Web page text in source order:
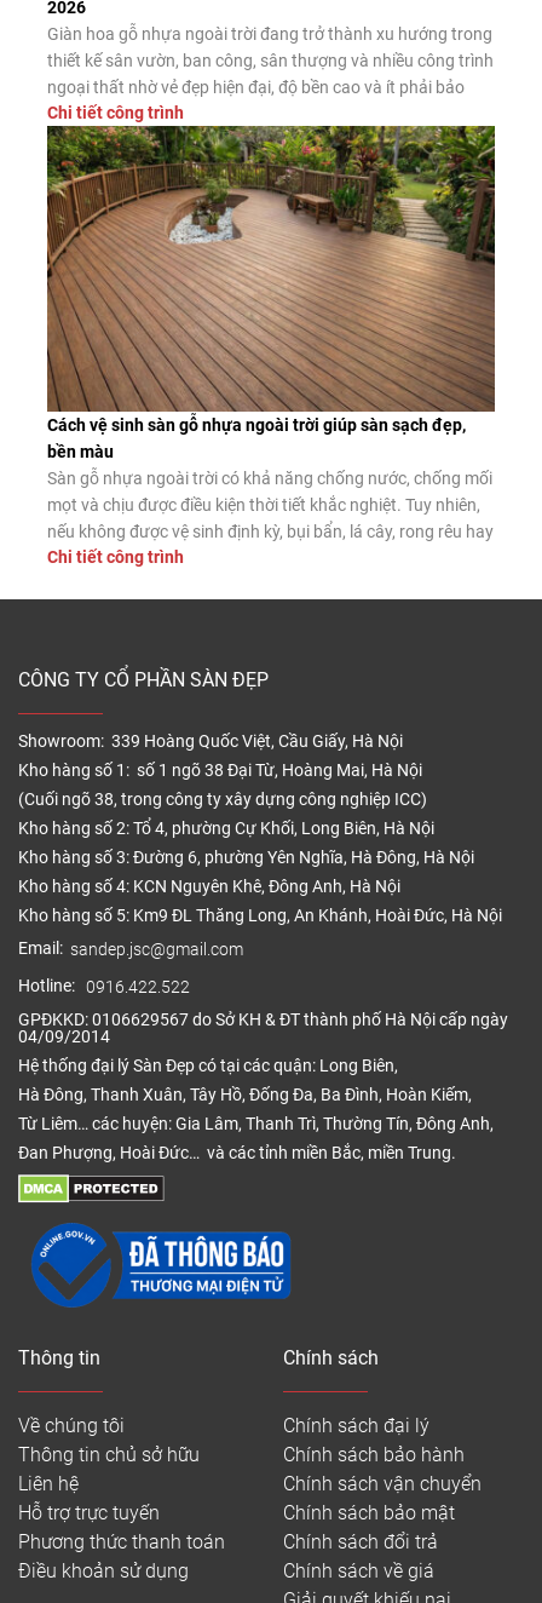
2026
Giàn hoa gỗ nhựa ngoài trời đang trở thành xu hướng trong
thiết kế sân vườn, ban công, sân thượng và nhiều công trình
ngoại thất nhờ vẻ đẹp hiện đại, độ bền cao và ít phải bảo
dưỡng. Đây là giải pháp thay thế hiệu quả cho giàn hoa gỗ
tự nhiên và giàn […]
Chi tiết công trình
Cách vệ sinh sàn gỗ nhựa ngoài trời giúp sàn sạch đẹp,
bền màu
Sàn gỗ nhựa ngoài trời có khả năng chống nước, chống mối
mọt và chịu được điều kiện thời tiết khắc nghiệt. Tuy nhiên,
nếu không được vệ sinh định kỳ, bụi bẩn, lá cây, rong rêu hay
dầu mỡ vẫn có thể tích tụ trên bề mặt, làm giảm tính thẩm
Chi tiết công trình
CÔNG TY CỔ PHẦN SÀN ĐẸP
Showroom: 339 Hoàng Quốc Việt, Cầu Giấy, Hà Nội
Kho hàng số 1: số 1 ngõ 38 Đại Từ, Hoàng Mai, Hà Nội
(Cuối ngõ 38, trong công ty xây dựng công nghiệp ICC)
Kho hàng số 2: Tổ 4, phường Cự Khối, Long Biên, Hà Nội
Kho hàng số 3: Đường 6, phường Yên Nghĩa, Hà Đông, Hà Nội
Kho hàng số 4: KCN Nguyên Khê, Đông Anh, Hà Nội
Kho hàng số 5: Km9 ĐL Thăng Long, An Khánh, Hoài Đức, Hà Nội
Email: sandep.jsc@gmail.com
Hotline: 0916.422.522
GPĐKKD: 0106629567 do Sở KH & ĐT thành phố Hà Nội cấp ngày
04/09/2014
Hệ thống đại lý Sàn Đẹp có tại các quận: Long Biên,
Hà Đông, Thanh Xuân, Tây Hồ, Đống Đa, Ba Đình, Hoàn Kiếm,
Từ Liêm… các huyện: Gia Lâm, Thanh Trì, Thường Tín, Đông Anh,
Đan Phượng, Hoài Đức… và các tỉnh miền Bắc, miền Trung.
Thông tin
Về chúng tôi
Thông tin chủ sở hữu
Liên hệ
Hỗ trợ trực tuyến
Phương thức thanh toán
Điều khoản sử dụng
Chính sách
Chính sách đại lý
Chính sách bảo hành
Chính sách vận chuyển
Chính sách bảo mật
Chính sách đổi trả
Chính sách về giá